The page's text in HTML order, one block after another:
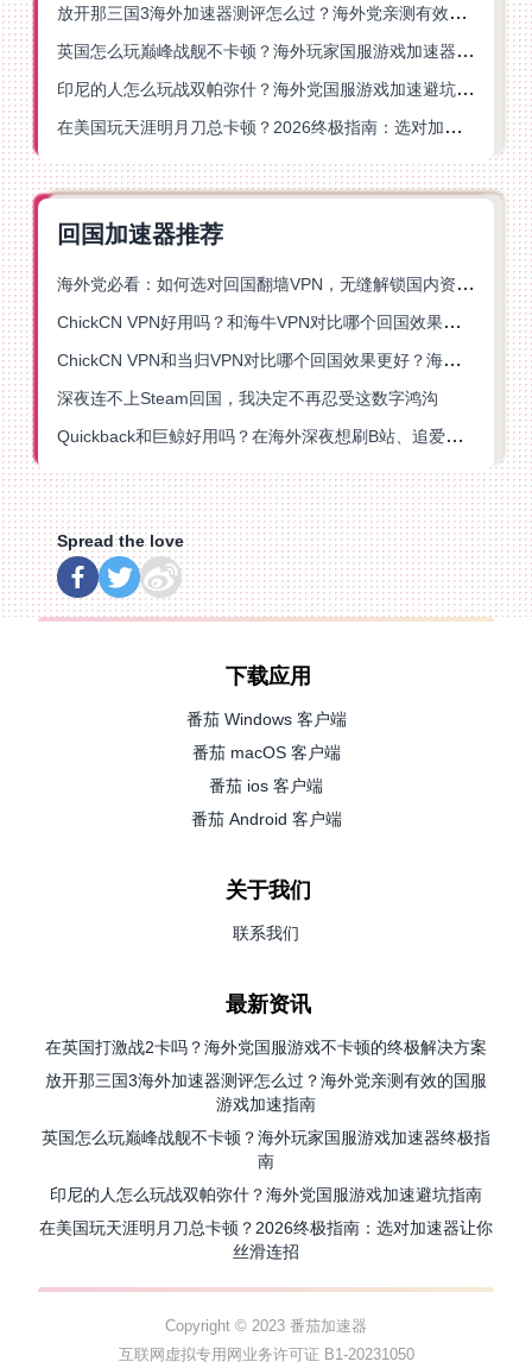
放开那三国3海外加速器测评怎么过？海外党亲测有效的国服游戏加速指南
英国怎么玩巅峰战舰不卡顿？海外玩家国服游戏加速器终极指南
印尼的人怎么玩战双帕弥什？海外党国服游戏加速避坑指南
在美国玩天涯明月刀总卡顿？2026终极指南：选对加速器让你丝滑连招
回国加速器推荐
海外党必看：如何选对回国翻墙VPN，无缝解锁国内资源？
ChickCN VPN好用吗？和海牛VPN对比哪个回国效果更好？
ChickCN VPN和当归VPN对比哪个回国效果更好？海外党亲测后选了它
深夜连不上Steam回国，我决定不再忍受这数字鸿沟
Quickback和巨鲸好用吗？在海外深夜想刷B站、追爱奇艺的你，或许正需要这份答案
Spread the love
下载应用
番茄 Windows 客户端
番茄 macOS 客户端
番茄 ios 客户端
番茄 Android 客户端
关于我们
联系我们
最新资讯
在英国打激战2卡吗？海外党国服游戏不卡顿的终极解决方案
放开那三国3海外加速器测评怎么过？海外党亲测有效的国服
游戏加速指南
英国怎么玩巅峰战舰不卡顿？海外玩家国服游戏加速器终极指
南
印尼的人怎么玩战双帕弥什？海外党国服游戏加速避坑指南
在美国玩天涯明月刀总卡顿？2026终极指南：选对加速器让你
丝滑连招
Copyright © 2023 番茄加速器
互联网虚拟专用网业务许可证 B1-20231050